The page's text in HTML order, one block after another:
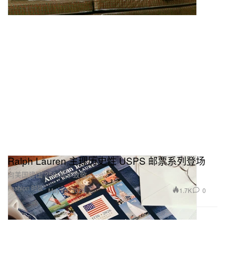
Fashion 时装
Ralph Lauren 主理历史性 USPS 邮票系列登场
向美国建国 250 周年致敬。
May 13, 2026 1.7K 0